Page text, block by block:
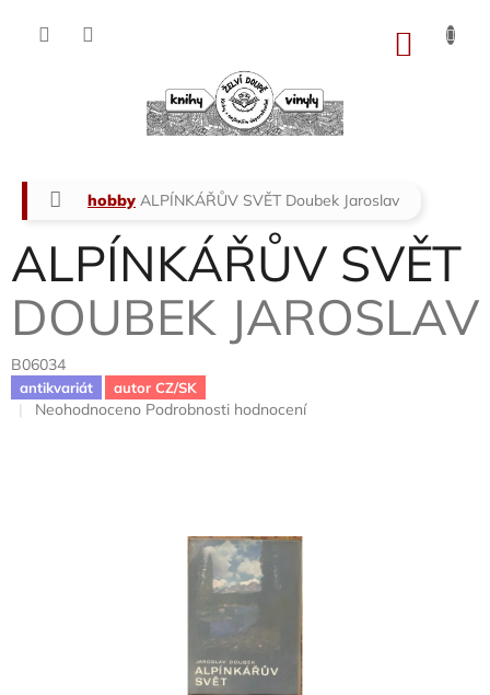
Domů
hobby ALPÍNKÁŘŮV SVĚT Doubek Jaroslav
ALPÍNKÁŘŮV SVĚT
DOUBEK JAROSLAV
B06034
antikvariát autor CZ/SK
Průměrné
Neohodnoceno Podrobnosti hodnocení